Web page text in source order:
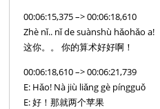
00:06:15,375 –> 00:06:18,610
Zhè nǐ.. nǐ de suànshù hǎohǎo a!
这你。。 你的算术好好啊！
00:06:18,610 –> 00:06:21,739
E: Hǎo! Nà jiù liǎng gè píngguǒ
E: 好！那就两个苹果